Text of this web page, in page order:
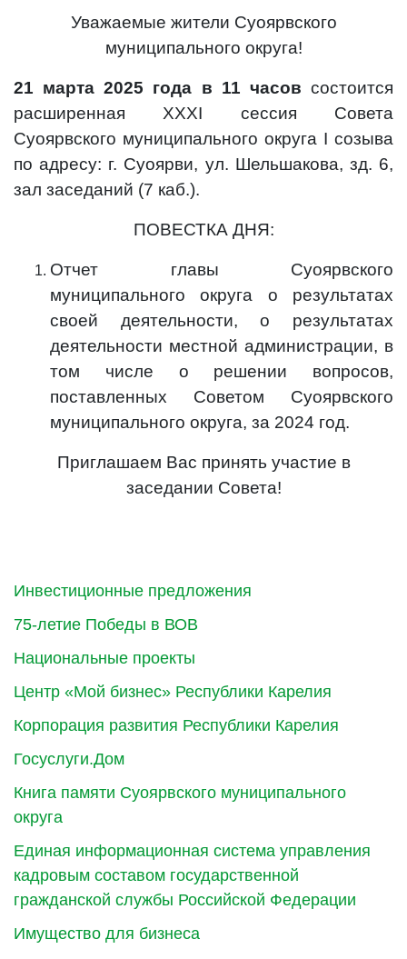
Инвестиционные предложения
75-летие Победы в ВОВ
Национальные проекты
Центр «Мой бизнес» Республики Карелия
Корпорация развития Республики Карелия
Госуслуги.Дом
Книга памяти Суоярвского муниципального
округа
Единая информационная система управления
кадровым составом государственной
гражданской службы Российской Федерации
Имущество для бизнеса
Уважаемые жители Суоярвского
муниципального округа!
21 марта 2025 года в 11 часов состоится
расширенная ХХХI сессия Совета
Суоярвского муниципального округа I созыва
по адресу: г. Суоярви, ул. Шельшакова, зд. 6,
зал заседаний (7 каб.).
ПОВЕСТКА ДНЯ:
Отчет главы Суоярвского
муниципального округа о результатах
своей деятельности, о результатах
деятельности местной администрации, в
том числе о решении вопросов,
поставленных Советом Суоярвского
муниципального округа, за 2024 год.
Приглашаем Вас принять участие в
заседании Совета!